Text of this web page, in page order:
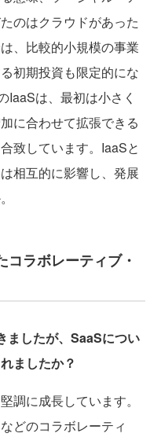
のはクラウドがあった
、比較的小規模の事業
初期投資も限定的にな
IaaSは、最初は小さく
に合わせて拡張できる
致しています。IaaSと
相互的に影響し、発展
ラボレーティブ・
ましたが、SaaSについ
ましたか？
調に成長しています。
どのコラボレーティ